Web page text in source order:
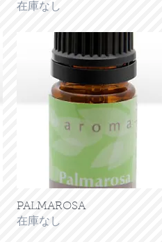
在庫なし
クイックビュー
PALMAROSA
在庫なし